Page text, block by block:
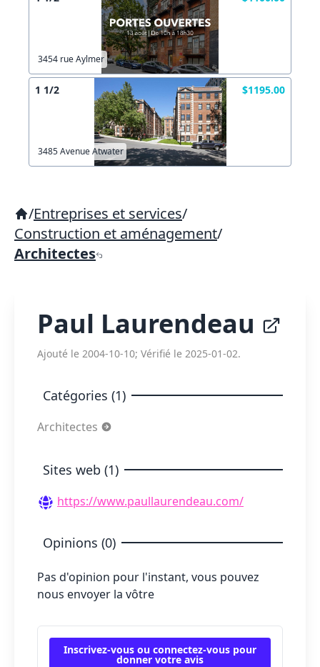
3454 rue Aylmer
1 1/2 $1195.00
3485 Avenue Atwater
/Entreprises et services/
Construction et aménagement/
Architectes
Paul Laurendeau
Ajouté le 2004-10-10; Vérifié le 2025-01-02.
Catégories (1)
Architectes
Sites web (1)
https://www.paullaurendeau.com/
Opinions (0)
Pas d'opinion pour l'instant, vous pouvez
nous envoyer la vôtre
Inscrivez-vous ou connectez-vous pour
donner votre avis